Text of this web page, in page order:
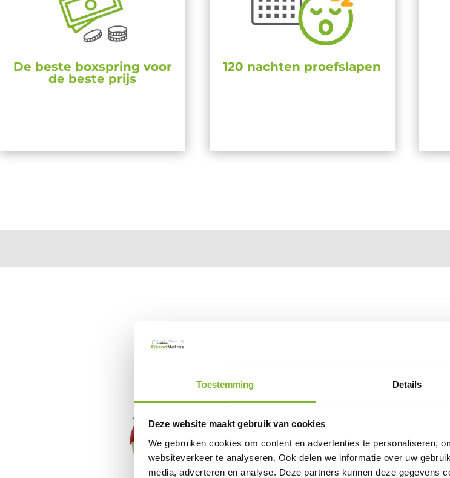
Toestemming Details
Deze website maakt gebruik van cookies
We gebruiken cookies om content en advertenties te personaliseren,
websiteverkeer te analyseren. Ook delen we informatie over uw
media, adverteren en analyse. Deze partners kunnen deze gegevens
De beste boxspring voor
de beste prijs
120 nachten proefslapen